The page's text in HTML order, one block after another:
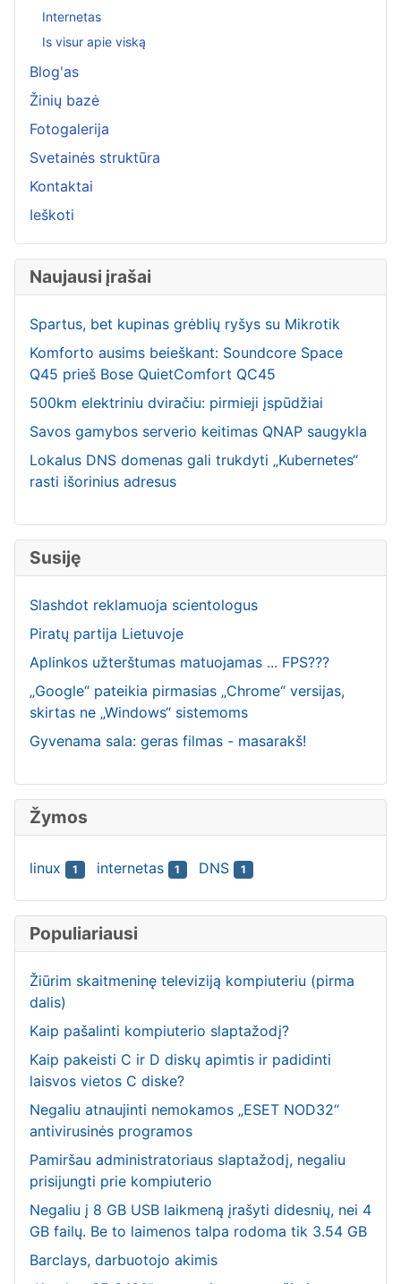
Internetas
Is visur apie viską
Blog'as
Žinių bazė
Fotogalerija
Svetainės struktūra
Kontaktai
Ieškoti
Naujausi įrašai
Spartus, bet kupinas grėblių ryšys su Mikrotik
Komforto ausims beieškant: Soundcore Space
Q45 prieš Bose QuietComfort QC45
500km elektriniu dviračiu: pirmieji įspūdžiai
Savos gamybos serverio keitimas QNAP saugykla
Lokalus DNS domenas gali trukdyti „Kubernetes“
rasti išorinius adresus
Susiję
Slashdot reklamuoja scientologus
Piratų partija Lietuvoje
Aplinkos užterštumas matuojamas ... FPS???
„Google“ pateikia pirmasias „Chrome“ versijas,
skirtas ne „Windows“ sistemoms
Gyvenama sala: geras filmas - masarakš!
Žymos
linux 1 internetas 1 DNS 1
Populiariausi
Žiūrim skaitmeninę televiziją kompiuteriu (pirma
dalis)
Kaip pašalinti kompiuterio slaptažodį?
Kaip pakeisti C ir D diskų apimtis ir padidinti
laisvos vietos C diske?
Negaliu atnaujinti nemokamos „ESET NOD32“
antivirusinės programos
Pamiršau administratoriaus slaptažodį, negaliu
prisijungti prie kompiuterio
Negaliu į 8 GB USB laikmeną įrašyti didesnių, nei 4
GB failų. Be to laimenos talpa rodoma tik 3.54 GB
Barclays, darbuotojo akimis